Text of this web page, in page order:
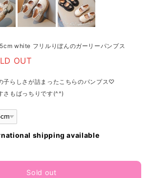
white フリルりぼんのガーリーパンプス
OUT
子らしさが詰まったこちらのパンプス♡
さもばっちりです(^^)
shipping available
Sold out